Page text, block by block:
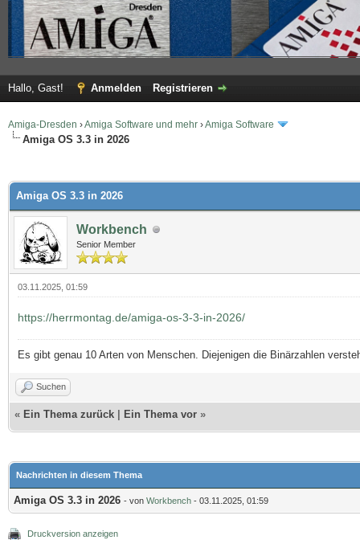
Hallo, Gast! Anmelden Registrieren
Amiga-Dresden ›Amiga Software und mehr ›Amiga Software
Amiga OS 3.3 in 2026
Amiga OS 3.3 in 2026
Workbench
Senior Member
03.11.2025, 01:59
https://herrmontag.de/amiga-os-3-3-in-2026/
Es gibt genau 10 Arten von Menschen. Diejenigen die Binärzahlen
Suchen
« Ein Thema zurück Ein Thema vor »
Nachrichten in diesem Thema
Amiga OS 3.3 in 2026 - von Workbench - 03.11.2025, 01:59
Druckversion anzeigen